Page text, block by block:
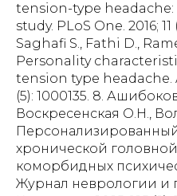
tension-type
study. PLoS One. 2016; 11
Saghafi S., Fathi D.,
Personality
tension type headache.
(5): 1000135. 8.
Воскресенская О.Н.,
хронической
коморбидных
Журнал неврологии и